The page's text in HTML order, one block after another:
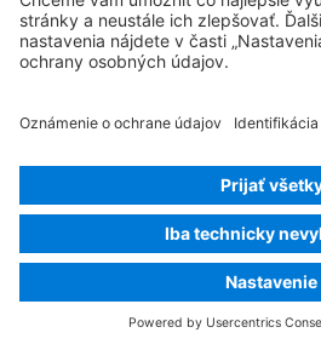
Vybrať
© 2026Mercedes-
Označenie poskytovateľa
Súbory cookie
Ochrana údajov